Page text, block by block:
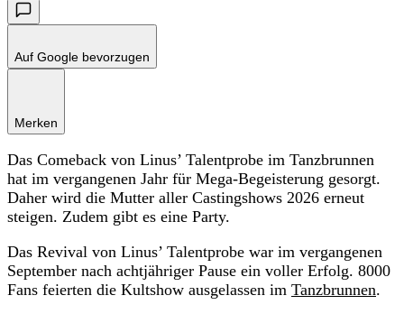
Auf Google bevorzugen
Merken
Das Comeback von Linus’ Talentprobe im Tanzbrunnen
hat im vergangenen Jahr für Mega-Begeisterung gesorgt.
Daher wird die Mutter aller Castingshows 2026 erneut
steigen. Zudem gibt es eine Party.
Das Revival von Linus’ Talentprobe war im vergangenen
September nach achtjähriger Pause ein voller Erfolg. 8000
Fans feierten die Kultshow ausgelassen im Tanzbrunnen.